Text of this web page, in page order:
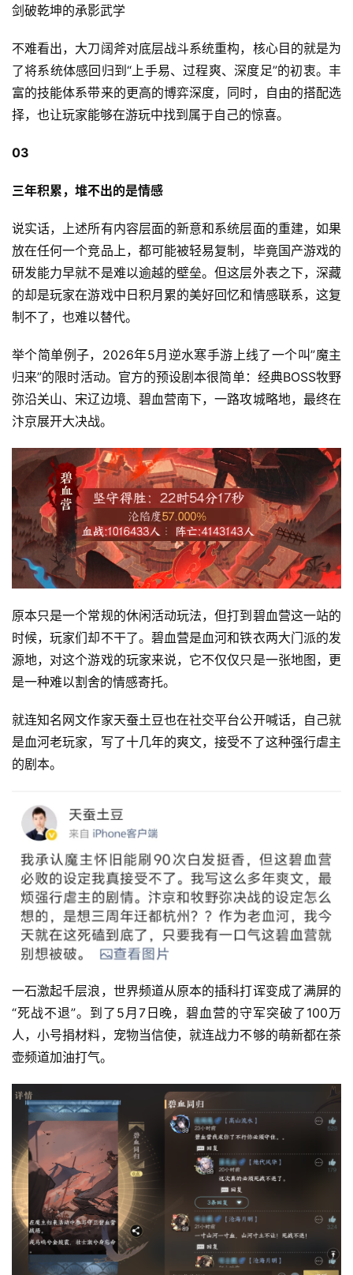
剑破乾坤的承影武学
不难看出，大刀阔斧对底层战斗系统重构，核心目的就是为
了将系统体感回归到“上手易、过程爽、深度足”的初衷。丰
富的技能体系带来的更高的博弈深度，同时，自由的搭配选
择，也让玩家能够在游玩中找到属于自己的惊喜。
03
三年积累，堆不出的是情感
说实话，上述所有内容层面的新意和系统层面的重建，如果
放在任何一个竞品上，都可能被轻易复制，毕竟国产游戏的
研发能力早就不是难以逾越的壁垒。但这层外表之下，深藏
的却是玩家在游戏中日积月累的美好回忆和情感联系，这复
制不了，也难以替代。
举个简单例子，2026年5月逆水寒手游上线了一个叫”魔主
归来”的限时活动。官方的预设剧本很简单：经典BOSS牧野
弥沿关山、宋辽边境、碧血营南下，一路攻城略地，最终在
汴京展开大决战。
原本只是一个常规的休闲活动玩法，但打到碧血营这一站的
时候，玩家们却不干了。碧血营是血河和铁衣两大门派的发
源地，对这个游戏的玩家来说，它不仅仅只是一张地图，更
是一种难以割舍的情感寄托。
就连知名网文作家天蚕土豆也在社交平台公开喊话，自己就
是血河老玩家，写了十几年的爽文，接受不了这种强行虐主
的剧本。
一石激起千层浪，世界频道从原本的插科打诨变成了满屏的
“死战不退”。到了5月7日晚，碧血营的守军突破了100万
人，小号捐材料，宠物当信使，就连战力不够的萌新都在茶
壶频道加油打气。